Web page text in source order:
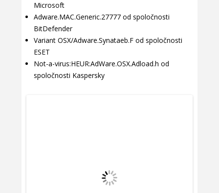
Microsoft
Adware.MAC.Generic.27777 od spoločnosti
BitDefender
Variant OSX/Adware.Synataeb.F od spoločnosti
ESET
Not-a-virus:HEUR:AdWare.OSX.Adload.h od
spoločnosti Kaspersky